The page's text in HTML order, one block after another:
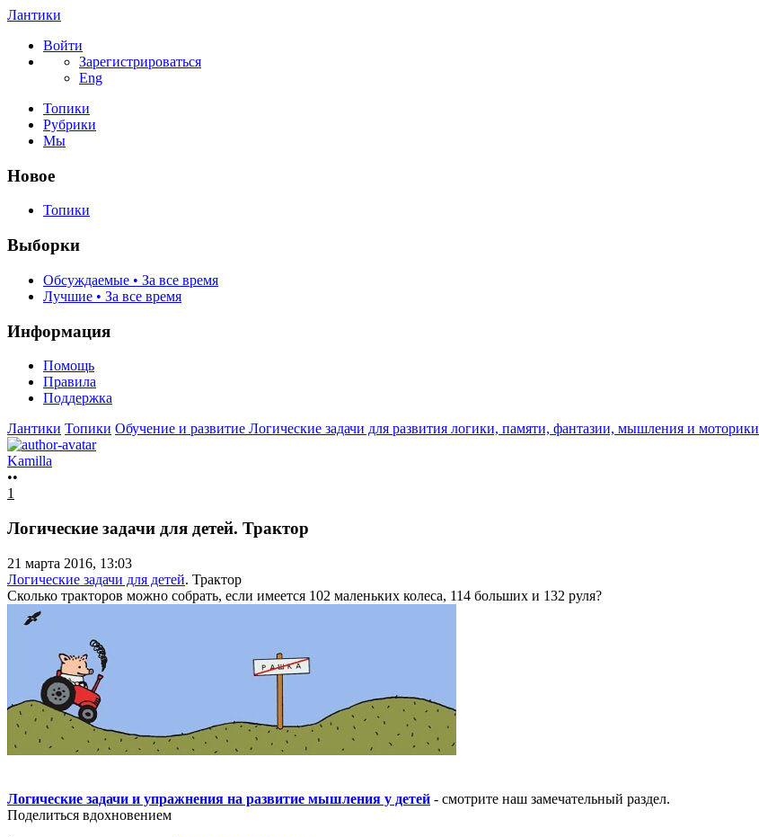
Лантики
Войти
Зарегистрироваться
Eng
Топики
Рубрики
Мы
Новое
Топики
Выборки
Обсуждаемые • За все время
Лучшие • За все время
Информация
Помощь
Правила
Поддержка
Лантики Топики Обучение и развитие Логические задачи для развития логики, памяти, фантазии, мышления и моторики
Kamilla
••
1
Логические задачи для детей. Трактор
21 марта 2016, 13:03
Логические задачи для детей. Трактор
Сколько тракторов можно собрать, если имеется 102 маленьких колеса, 114 больших и 132 руля?
Логические задачи и упражнения на развитие мышления у детей - смотрите наш замечательный раздел.
Поделиться вдохновением